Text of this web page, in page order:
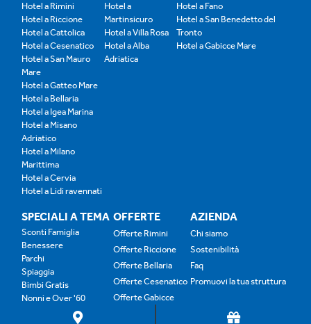
Hotel a Rimini
Hotel a Riccione
Hotel a Cattolica
Hotel a Cesenatico
Hotel a San Mauro
Mare
Hotel a Gatteo Mare
Hotel a Bellaria
Hotel a Igea Marina
Hotel a Misano
Adriatico
Hotel a Milano
Marittima
Hotel a Cervia
Hotel a Lidi ravennati
Hotel a
Martinsicuro
Hotel a Villa Rosa
Hotel a Alba
Adriatica
Hotel a Fano
Hotel a San Benedetto del
Tronto
Hotel a Gabicce Mare
SPECIALI A TEMA
Sconti Famiglia
Benessere
Parchi
Spiaggia
Bimbi Gratis
Nonni e Over '60
Genitori Single
OFFERTE
Offerte Rimini
Offerte Riccione
Offerte Bellaria
Offerte Cesenatico
Offerte Gabicce
AZIENDA
Chi siamo
Sostenibilità
Faq
Promuovi la tua struttura